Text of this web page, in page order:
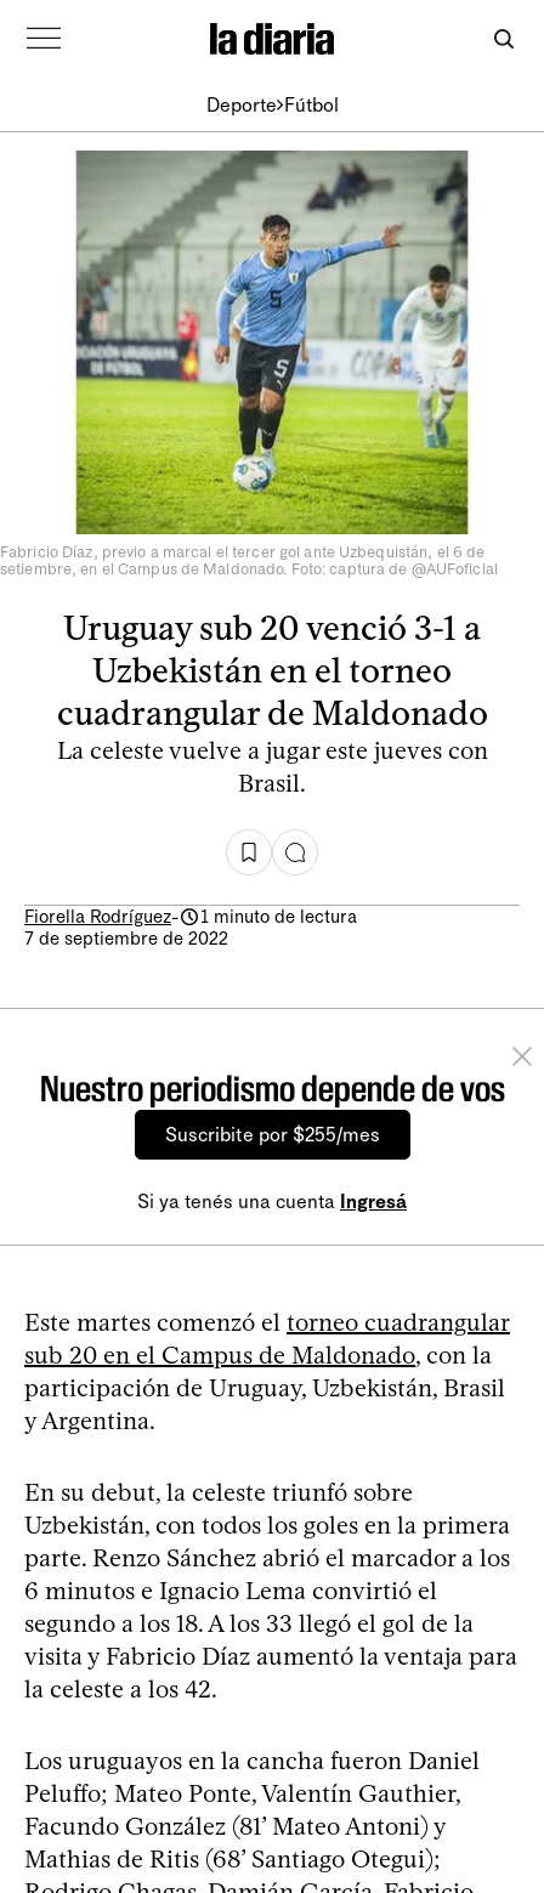
Deporte Fútbol
Fabricio Díaz, previo a marcal el tercer gol ante Uzbequistán, el 6 de
setiembre, en el Campus de Maldonado. Foto: captura de @AUFoficial
Uruguay sub 20 venció 3-1 a
Uzbekistán en el torneo
cuadrangular de Maldonado
La celeste vuelve a jugar este jueves con
Brasil.
Fiorella Rodríguez-
1 minuto de lectura
7 de septiembre de 2022
Nuestro periodismo depende de vos
Suscribite por $255/mes
Si ya tenés una cuenta Ingresá
Este martes comenzó el torneo cuadrangular
sub 20 en el Campus de Maldonado, con la
participación de Uruguay, Uzbekistán, Brasil
y Argentina.
En su debut, la celeste triunfó sobre
Uzbekistán, con todos los goles en la primera
parte. Renzo Sánchez abrió el marcador a los
6 minutos e Ignacio Lema convirtió el
segundo a los 18. A los 33 llegó el gol de la
visita y Fabricio Díaz aumentó la ventaja para
la celeste a los 42.
Los uruguayos en la cancha fueron Daniel
Peluffo; Mateo Ponte, Valentín Gauthier,
Facundo González (81’ Mateo Antoni) y
Mathias de Ritis (68’ Santiago Otegui);